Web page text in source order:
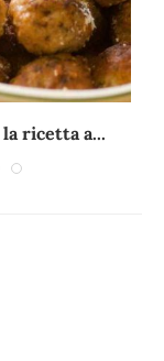
ricetta a...